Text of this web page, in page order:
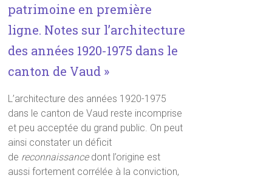
patrimoine en première
ligne. Notes sur l’architecture
des années 1920-1975 dans le
canton de Vaud »
L’architecture des années 1920-1975
dans le canton de Vaud reste incomprise
et peu acceptée du grand public. On peut
ainsi constater un déficit
de reconnaissancedont l’origine est
aussi fortement corrélée à la conviction,